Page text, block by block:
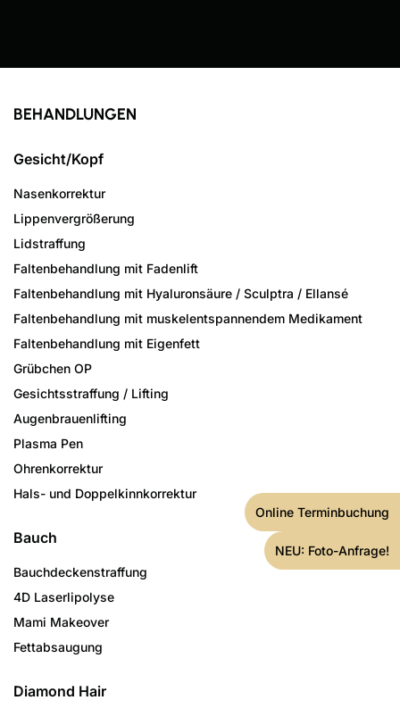
BEHANDLUNGEN
Gesicht/Kopf
Nasenkorrektur
Lippenvergrößerung
Lidstraffung
Faltenbehandlung mit Fadenlift
Faltenbehandlung mit Hyaluronsäure / Sculptra / Ellansé
Faltenbehandlung mit muskelentspannendem Medikament
Faltenbehandlung mit Eigenfett
Grübchen OP
Gesichtsstraffung / Lifting
Augenbrauenlifting
Plasma Pen
Ohrenkorrektur
Hals- und Doppelkinnkorrektur
Bauch
Bauchdeckenstraffung
4D Laserlipolyse
Mami Makeover
Fettabsaugung
Diamond Hair
Online Terminbuchung
NEU: Foto-Anfrage!